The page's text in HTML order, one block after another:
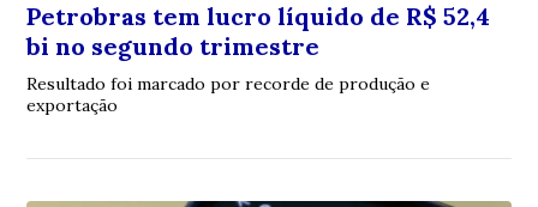
Petrobras tem lucro líquido de R$ 52,4
bi no segundo trimestre
Resultado foi marcado por recorde de produção e
exportação